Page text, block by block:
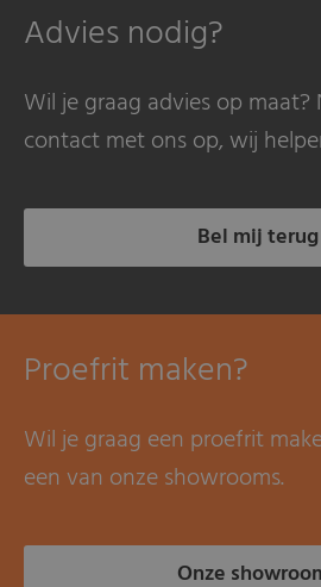
Advies nodig?
Wil je graag advies op maat?
contact met ons op, wij
Bel mij
Proefrit maken?
Wil je graag een proefrit
een van onze showrooms.
Onze